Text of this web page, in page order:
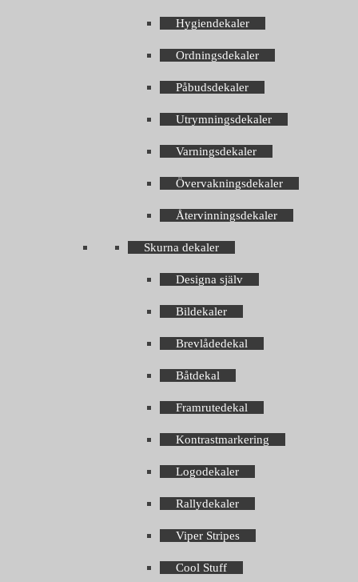
Hygiendekaler
Ordningsdekaler
Påbudsdekaler
Utrymningsdekaler
Varningsdekaler
Övervakningsdekaler
Återvinningsdekaler
Skurna dekaler
Designa själv
Bildekaler
Brevlådedekal
Båtdekal
Framrutedekal
Kontrastmarkering
Logodekaler
Rallydekaler
Viper Stripes
Cool Stuff